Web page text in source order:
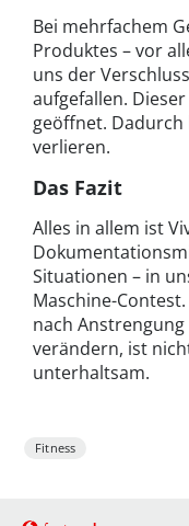
Bei mehrfachem
Produktes – vor
uns der
aufgefallen.
geöffnet. Dadurch
verlieren.
Das Fazit
Alles in allem ist
Situationen – in
Maschine-
nach
verändern, ist
unterhaltsam.
Fitness